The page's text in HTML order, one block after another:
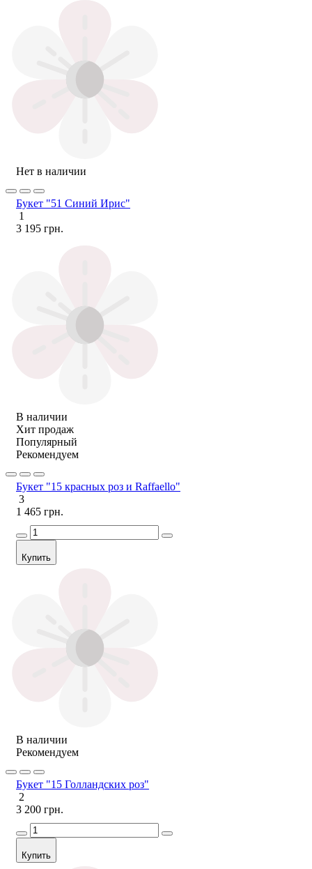
Нет в наличии
Букет "51 Синий Ирис"
1
3 195 грн.
В наличии
Хит продаж
Популярный
Рекомендуем
Букет "15 красных роз и Raffaello"
3
1 465 грн.
Купить
В наличии
Рекомендуем
Букет "15 Голландских роз"
2
3 200 грн.
Купить